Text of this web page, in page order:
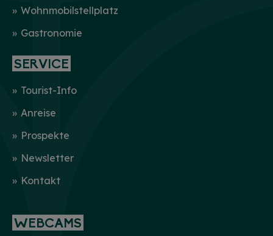
Wohnmobilstellplatz
Gastronomie
SERVICE
Tourist-Info
Anreise
Prospekte
Newsletter
Kontakt
WEBCAMS